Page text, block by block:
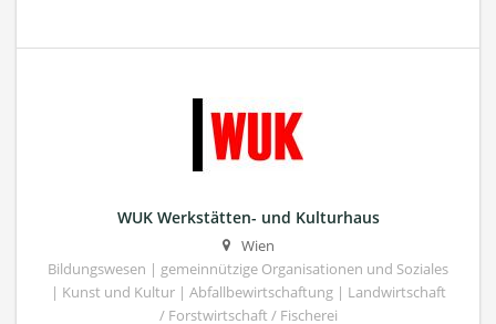
WUK Werkstätten- und Kulturhaus
Wien
Bildungswesen | gemeinnützige Organisationen und Soziales
| Kunst und Kultur | Abfallbewirtschaftung | Landwirtschaft
/ Forstwirtschaft / Fischerei